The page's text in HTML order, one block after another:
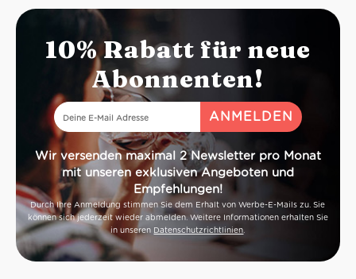
10% Rabatt für neue
Abonnenten!
Wir versenden maximal 2 Newsletter pro Monat
mit unseren exklusiven Angeboten und
Empfehlungen!
Durch Ihre Anmeldung stimmen Sie dem Erhalt von Werbe-E-Mails zu. Sie
können sich jederzeit wieder abmelden. Weitere Informationen erhalten Sie
in unseren Datenschutzrichtlinien